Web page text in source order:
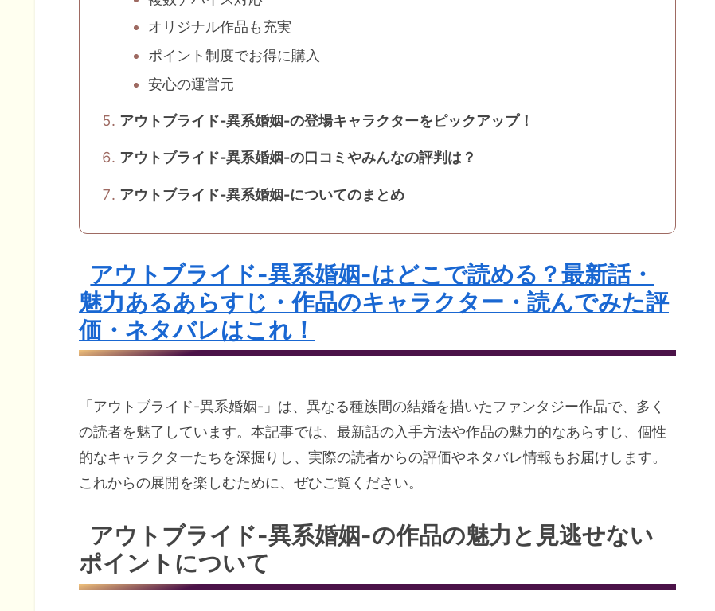
オリジナル作品も充実
ポイント制度でお得に購入
安心の運営元
アウトブライド-異系婚姻-の登場キャラクターをピックアップ！
アウトブライド-異系婚姻-の口コミやみんなの評判は？
アウトブライド-異系婚姻-についてのまとめ
アウトブライド-異系婚姻-はどこで読める？最新話・
魅力あるあらすじ・作品のキャラクター・読んでみた評
価・ネタバレはこれ！
「アウトブライド-異系婚姻-」は、異なる種族間の結婚を描いたファンタジー作品で、多く
の読者を魅了しています。本記事では、最新話の入手方法や作品の魅力的なあらすじ、個性
的なキャラクターたちを深掘りし、実際の読者からの評価やネタバレ情報もお届けします。
これからの展開を楽しむために、ぜひご覧ください。
アウトブライド-異系婚姻-の作品の魅力と見逃せない
ポイントについて